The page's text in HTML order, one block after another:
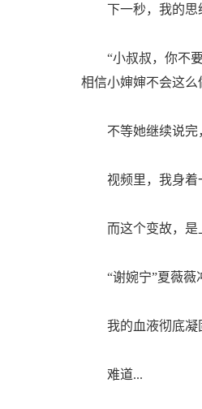
下一秒，我的思绪
“小叔叔，你不要
相信小婶婶不会这么
不等她继续说完，
视频里，我身着
而这个变故，是
“谢婉宁”夏薇薇冲
我的血液彻底凝
难道...